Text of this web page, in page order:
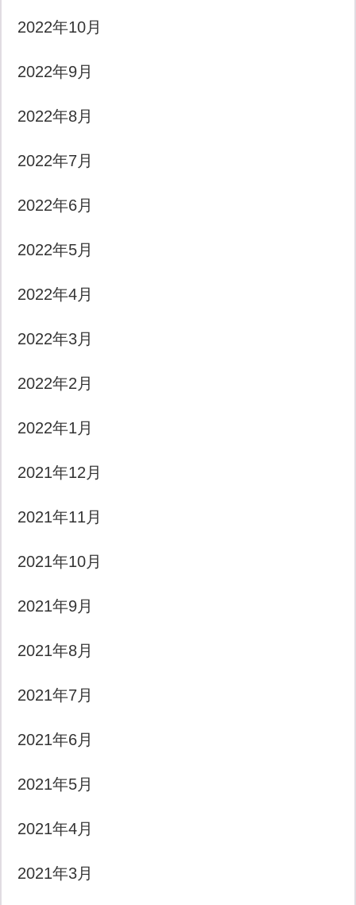
2022年10月
2022年9月
2022年8月
2022年7月
2022年6月
2022年5月
2022年4月
2022年3月
2022年2月
2022年1月
2021年12月
2021年11月
2021年10月
2021年9月
2021年8月
2021年7月
2021年6月
2021年5月
2021年4月
2021年3月